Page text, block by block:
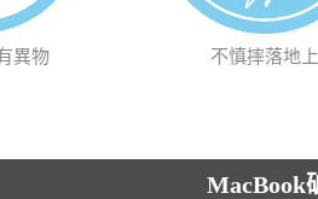
異物 不慎摔落地上
MacBook